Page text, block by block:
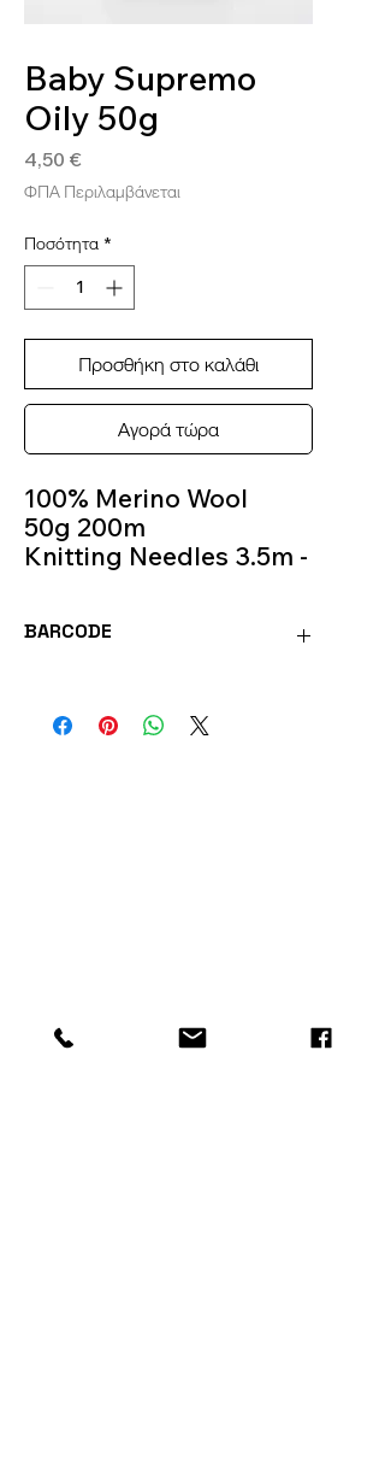
Baby Supremo
Oily 50g
4,50 €
ΦΠΑ Περιλαμβάνεται
Ποσότητα *
Προσθήκη στο καλάθι
Αγορά τώρα
100% Merino Wool
50g 200m
Knitting Needles 3.5m -
BARCODE